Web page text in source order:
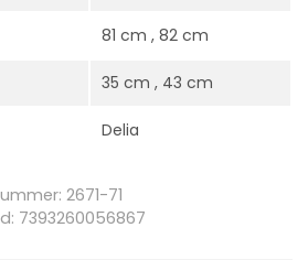
81 cm , 82 cm
35 cm , 43 cm
Delia
2671-71
7393260056867